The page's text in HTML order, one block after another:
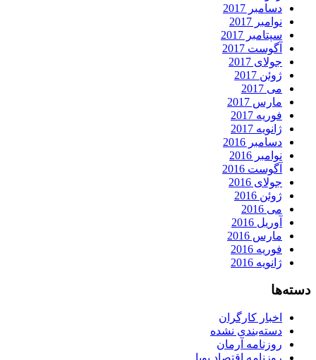
دسامبر 2017
نوامبر 2017
سپتامبر 2017
آگوست 2017
جولای 2017
ژوئن 2017
می 2017
مارس 2017
فوریه 2017
ژانویه 2017
دسامبر 2016
نوامبر 2016
آگوست 2016
جولای 2016
ژوئن 2016
می 2016
آوریل 2016
مارس 2016
فوریه 2016
ژانویه 2016
دسته‌ها
اخبار کارگران
دسته‌بندی نشده
روزنامه آرمان